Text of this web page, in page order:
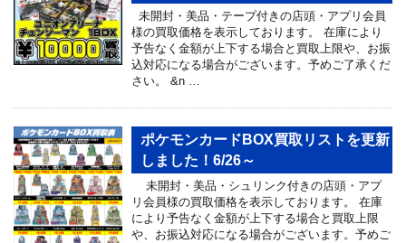
未開封・美品・テープ付きの店頭・アプリ会員
様の買取価格を表示しております。 在庫により
予告なく金額が上下する場合と買取上限や、お振
込対応になる場合がございます。予めご了承くだ
さい。 &n …
ポケモンカードBOX買取リストを更新
しました！6/26～
未開封・美品・シュリンク付きの店頭・アプ
リ会員様の買取価格を表示しております。 在庫
により予告なく金額が上下する場合と買取上限
や、お振込対応になる場合がございます。予めご